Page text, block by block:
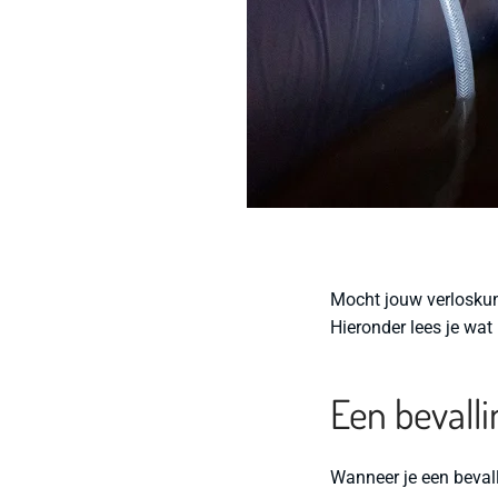
Mocht jouw
Hieronder lees je
Een
Wanneer je een